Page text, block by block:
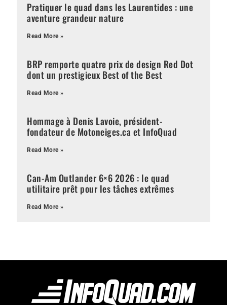
Pratiquer le quad dans les Laurentides : une
aventure grandeur nature
Read More »
BRP remporte quatre prix de design Red Dot
dont un prestigieux Best of the Best
Read More »
Hommage à Denis Lavoie, président-
fondateur de Motoneiges.ca et InfoQuad
Read More »
Can-Am Outlander 6×6 2026 : le quad
utilitaire prêt pour les tâches extrêmes
Read More »